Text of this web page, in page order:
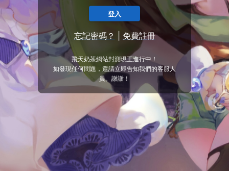
登入
忘記密碼？ 免費註冊
飛天奶茶網站封測現正進行中！
如發現任何問題，還請立即告知我們的客服人
員。謝謝！